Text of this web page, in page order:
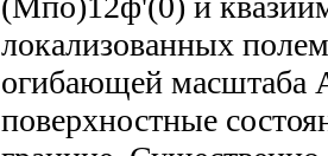
локализованных
огибающей масштаба
поверхностные